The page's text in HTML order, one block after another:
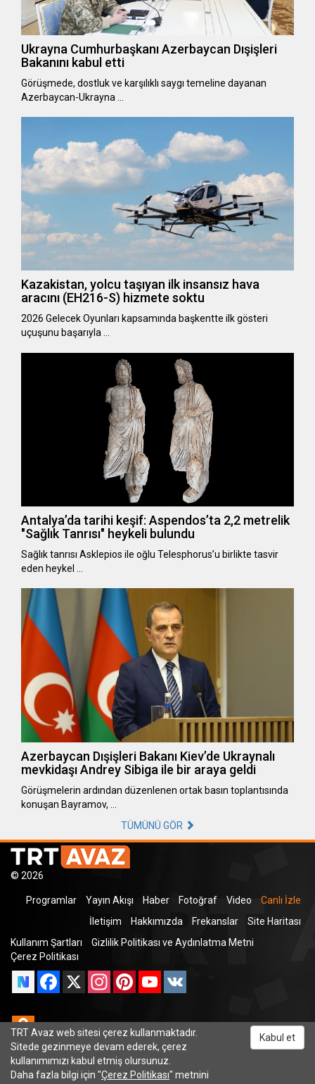
Ukrayna Cumhurbaşkanı Azerbaycan Dışişleri
Bakanını kabul etti
Görüşmede, dostluk ve karşılıklı saygı temeline dayanan
Azerbaycan-Ukrayna …
Kazakistan, yolcu taşıyan ilk insansız hava
aracını (EH216-S) hizmete soktu
2026 Gelecek Oyunları kapsamında başkentte ilk gösteri
uçuşunu başarıyla …
Antalya’da tarihi keşif: Aspendos’ta 2,2 metrelik
"Sağlık Tanrısı" heykeli bulundu
Sağlık tanrısı Asklepios ile oğlu Telesphorus’u birlikte tasvir
eden heykel …
Azerbaycan Dışişleri Bakanı Kiev’de Ukraynalı
mevkidaşı Andrey Sibiga ile bir araya geldi
Görüşmelerin ardından düzenlenen ortak basın toplantısında
konuşan Bayramov, …
TÜMÜNÜ GÖR
© 2026
Programlar Yayın Akışı Haber Fotoğraf Video
Canlı İzle
İletişim
Hakkımızda Frekanslar
Site Haritası
Kullanım Şartları
Gizlilik Politikası ve Aydınlatma Metni
Çerez Politikası
Facebook
X InstagramPinterestYouTube
Odnoklassniki
TRT Avaz web sitesi çerez kullanmaktadır.
Sitede gezinmeye devam ederek, çerez
kullanımımızı kabul etmiş olursunuz.
Daha fazla bilgi için "Çerez Politikası" metnini
Kabul et